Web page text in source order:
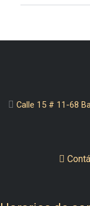
Calle 15 # 11-68